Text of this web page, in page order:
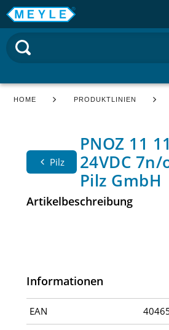
HOME PRODUKTLINIEN
Pilz
PNOZ 11
24VDC
Pilz GmbH
Artikelbeschreibung
Informationen
EAN